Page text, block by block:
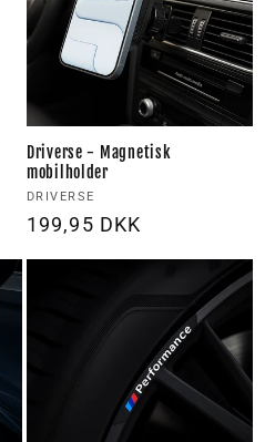
Driverse - Magnetisk
mobilholder
Forhandler:
DRIVERSE
Vanlig
199,95 DKK